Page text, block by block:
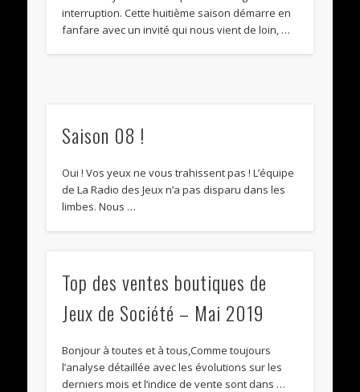
interruption. Cette huitième saison démarre en
fanfare avec un invité qui nous vient de loin, …
Saison 08 !
Oui ! Vos yeux ne vous trahissent pas ! L’équipe
de La Radio des Jeux n’a pas disparu dans les
limbes. Nous …
Top des ventes boutiques de
Jeux de Société – Mai 2019
Bonjour à toutes et à tous,Comme toujours
l’analyse détaillée avec les évolutions sur les
derniers mois et l’indice de vente sont dans …